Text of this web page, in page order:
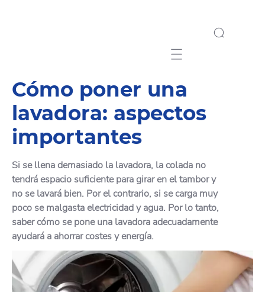
Mobile navigation
Cómo poner una
lavadora: aspectos
importantes
Si se llena demasiado la lavadora, la colada no
tendrá espacio suficiente para girar en el tambor y
no se lavará bien. Por el contrario, si se carga muy
poco se malgasta electricidad y agua. Por lo tanto,
saber cómo se pone una lavadora adecuadamente
ayudará a ahorrar costes y energía.